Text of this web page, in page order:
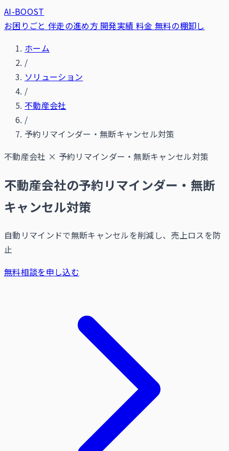
AI-BOOST
お困りごと 伴走の進め方 開発実績 料金 無料の棚卸し
ホーム
/
ソリューション
/
不動産会社
/
予約リマインダー・無断キャンセル対策
不動産会社 × 予約リマインダー・無断キャンセル対策
不動産会社の予約リマインダー・無断
キャンセル対策
自動リマインドで無断キャンセルを削減し、売上ロスを防
止
無料相談を申し込む